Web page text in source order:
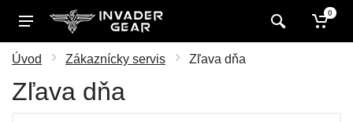
0
Úvod Zákaznícky servis Zľava dňa
Zľava dňa